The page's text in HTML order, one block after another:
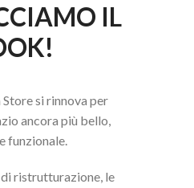
IL
si rinnova per
ancora più bello,
funzionale.
ristrutturazione, le